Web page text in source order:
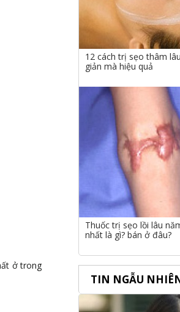
ở trong
12 cách trị sẹo thâm
giản mà hiệu quả
Thuốc trị sẹo lồi lâu
nhất là gì? bán ở đâu?
TIN NGẪU